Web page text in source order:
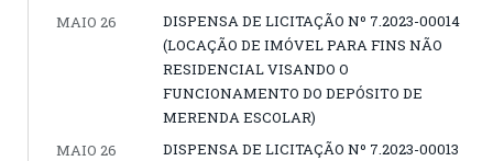
MAIO 26
DISPENSA DE LICITAÇÃO Nº 7.2023-00014
(LOCAÇÃO DE IMÓVEL PARA FINS NÃO
RESIDENCIAL VISANDO O
FUNCIONAMENTO DO DEPÓSITO DE
MERENDA ESCOLAR)
MAIO 26
DISPENSA DE LICITAÇÃO Nº 7.2023-00013